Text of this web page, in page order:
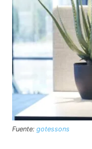
Fuente: gotessons